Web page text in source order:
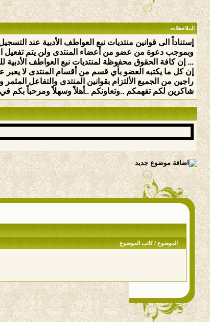
الملاحظات
إستناداً الى قوانين منتديات نبع العواطف الأدبية عند
وبموجب دعوة من عضو من أعضاء المنتدى ولن يتم تفعيل
... إن كافة الحقوق محفوظة لمنتديات نبع العواطف الأدبية
إن كل ما يكتبه العضو بأي قسم من أقسام المنتدى لا يعبر
راجين من الجميع الألتزام بقوانين المنتدى والتفاعل
شاكرين لكم تفهمكم ..وتعاونكم ..أهلاً وسهلاً ومرحباً بكم في
الموضوع /كاتب الموضوع